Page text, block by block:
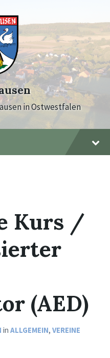
in Ostwestfalen
Kurs /
(AED)
in ALLGEMEIN, VEREINE